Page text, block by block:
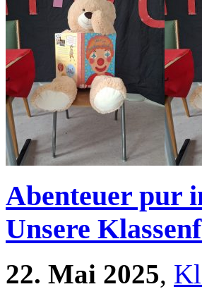
Abenteuer pur
Unsere
22. Mai 2025,